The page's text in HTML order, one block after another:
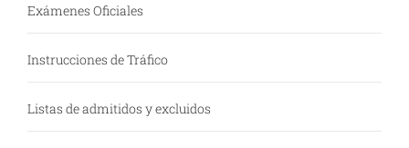
Exámenes Oficiales
Instrucciones de Tráfico
Listas de admitidos y excluidos